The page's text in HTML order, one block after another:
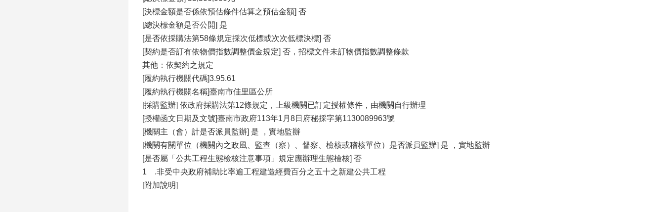
[決標金額是否係依預估條件估算之預估金額] 否
[總決標金額是否公開] 是
[是否依採購法第58條規定採次低標或次次低標決標] 否
[契約是否訂有依物價指數調整價金規定] 否，招標文件未訂物價指數調整條款
其他：依契約之規定
[履約執行機關代碼]3.95.61
[履約執行機關名稱]臺南市佳里區公所
[採購監辦] 依政府採購法第12條規定，上級機關已訂定授權條件，由機關自行辦理
[授權函文日期及文號]臺南市政府113年1月8日府秘採字第1130089963號
[機關主（會）計是否派員監辦] 是 ，實地監辦
[機關有關單位（機關內之政風、監查（察）、督察、檢核或稽核單位）是否派員監辦] 是 ，實地監辦
[是否屬「公共工程生態檢核注意事項」規定應辦理生態檢核] 否
1 .非受中央政府補助比率逾工程建造經費百分之五十之新建公共工程
[附加說明]